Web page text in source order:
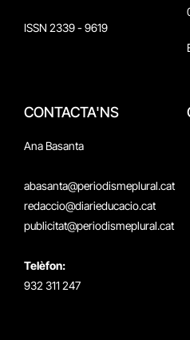
ISSN 2339 - 9619
CONTACTA'NS
Ana Basanta
abasanta@periodismeplural.cat
redaccio@diarieducacio.cat
publicitat@periodismeplural.cat
Telèfon:
932 311 247